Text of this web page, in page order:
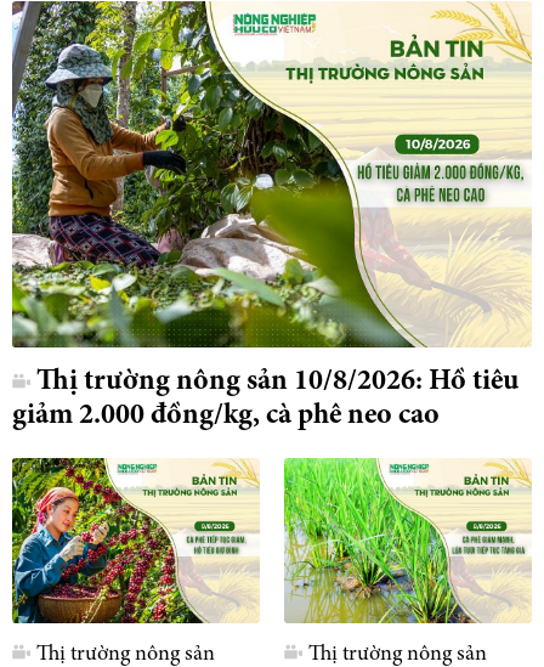
Thị trường nông sản 10/8/2026: Hồ tiêu
giảm 2.000 đồng/kg, cà phê neo cao
Thị trường nông sản
Thị trường nông sản